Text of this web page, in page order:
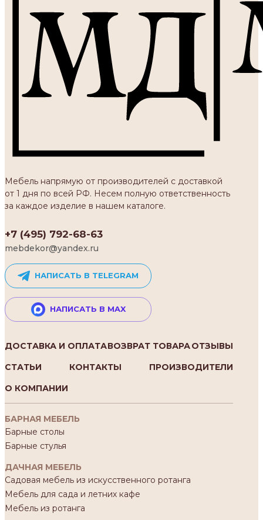
Мебель напрямую от производителей с доставкой
от 1 дня по всей РФ. Несем полную ответственность
за каждое изделие в нашем каталоге.
+7 (495) 792-68-63
mebdekor@yandex.ru
НАПИСАТЬ В TELEGRAM
НАПИСАТЬ В MAX
ДОСТАВКА И ОПЛАТАВОЗВРАТ ТОВАРАОТЗЫВЫ
СТАТЬИ
КОНТАКТЫ
ПРОИЗВОДИТЕЛИ
О КОМПАНИИ
БАРНАЯ МЕБЕЛЬ
Барные столы
Барные стулья
ДАЧНАЯ МЕБЕЛЬ
Садовая мебель из искусственного ротанга
Мебель для сада и летних кафе
Мебель из ротанга